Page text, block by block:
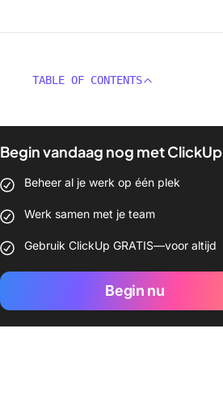
TABLE OF CONTENTS
Begin vandaag nog met ClickUp
Beheer al je werk op één plek
Werk samen met je team
Gebruik ClickUp GRATIS—voor altijd
Begin nu